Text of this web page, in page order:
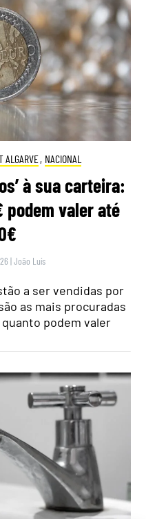
ALGARVE, NACIONAL
à sua carteira:
podem valer até
|João Luís
a ser vendidas por
as mais procuradas
podem valer